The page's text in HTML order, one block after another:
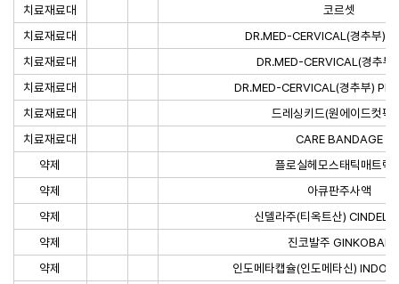
치료재료대
코르셋
치료재료대
DR.MED-CERVICAL(경추부)
치료재료대
DR.MED-CERVICAL(경추부
치료재료대
DR.MED-CERVICAL(경추부)
치료재료대
드레싱키드(원에이드컷픽
치료재료대
CARE BANDAGE
약제
플로실헤모스태틱매트릭
약제
아큐판주사액
약제
신델라주(티옥트산)
약제
진코발주 GINKOBAL
약제
인도메타캡슐(인도메타신)